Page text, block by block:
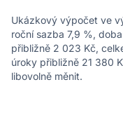
Ukázkový výpočet ve
roční sazba 7,9 %,
přibližně 2 023 Kč,
úroky přibližně 21 380
libovolně měnit.